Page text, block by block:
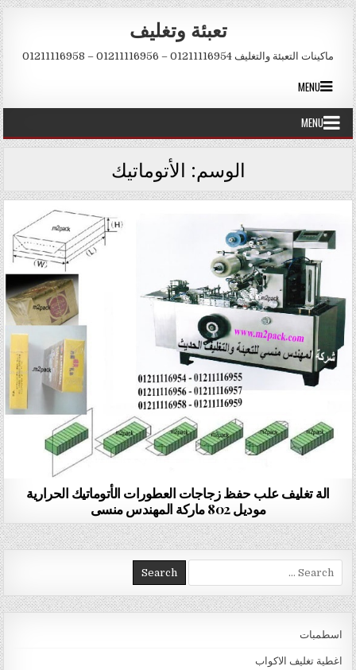
Skip to content
تعبئة وتغليف
ماكينات التعبئة والتغليف 01211116954 – 01211116956 – 01211116958
MENU
MENU
الوسم: الأتوماتيك
الة تغليف علب حفظ زجاجات العطورات الأتوماتيك الحرارية
موديل 802 ماركة المهندس منسى
Search for:
اسطمبات
اغطية تغليف الاكواب